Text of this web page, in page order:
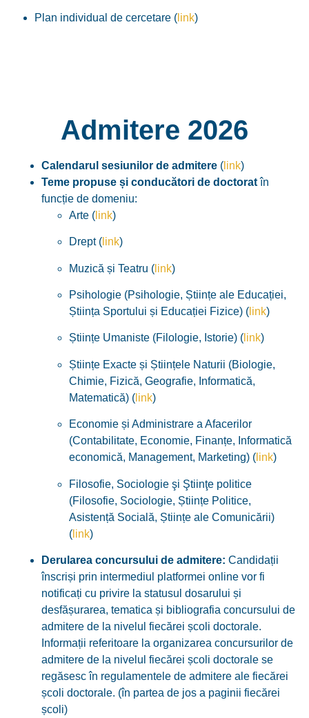
Plan individual de cercetare ( link)
Admitere 2026
Calendarul sesiunilor de admitere ( link)
Teme propuse și conducători de doctoratîn
funcție de domeniu:
Arte ( link)
Drept ( link)
Muzică și Teatru ( link)
Psihologie (Psihologie, Științe ale Educației,
Știința Sportului și Educației Fizice) ( link)
Științe Umaniste (Filologie, Istorie) ( link)
Științe Exacte și Științele Naturii (Biologie,
Chimie, Fizică, Geografie, Informatică,
Matematică) ( link)
Economie și Administrare a Afacerilor
(Contabilitate, Economie, Finanțe, Informatică
economică, Management, Marketing) ( link)
Filosofie, Sociologie şi Ştiinţe politice
(Filosofie, Sociologie, Științe Politice,
Asistență Socială, Științe ale Comunicării)
( link)
Derularea concursului de admitere: Candidații
înscriși prin intermediul platformei online vor fi
notificați cu privire la statusul dosarului și
desfășurarea, tematica și bibliografia concursului de
admitere de la nivelul fiecărei școli doctorale.
Informații referitoare la organizarea concursurilor de
admitere de la nivelul fiecărei școli doctorale se
regăsesc în regulamentele de admitere ale fiecărei
școli doctorale. (în partea de jos a paginii fiecărei
școli)